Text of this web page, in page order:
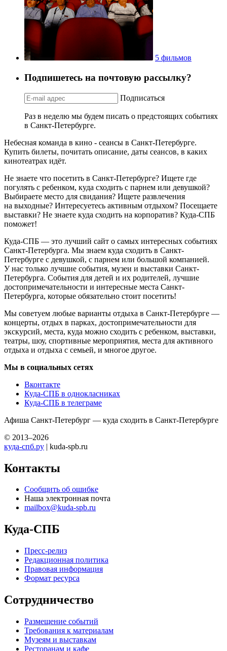
5 фильмов
Подпишетесь на почтовую рассылку?
Подписаться
Раз в неделю мы будем писать о предстоящих событиях
в Санкт-Петербурге.
Небесная команда в кино - сеансы в Санкт-Петербурге.
Купить билеты, почитать описание, даты сеансов, в каких
кинотеатрах идёт.
Не знаете что посетить в Санкт-Петербурге? Ищете где
погулять с ребенком, куда сходить с парнем или девушкой?
Выбираете место для свидания? Ищете развлечения
на выходные? Интересуетесь активным отдыхом? Посещаете
выставки? Не знаете куда сходить на корпоратив? Куда-СПБ
поможет!
Куда-СПБ — это лучший сайт о самых интересных событиях
Санкт-Петербурга. Мы знаем куда сходить в Санкт-
Петербурге с девушкой, с парнем или большой компанией.
У нас только лучшие события, музеи и выставки Санкт-
Петербурга. События для детей и их родителей, лучшие
достопримечательности и интересные места Санкт-
Петербурга, которые обязательно стоит посетить!
Мы советуем любые варианты отдыха в Санкт-Петербурге —
концерты, отдых в парках, достопримечательности для
экскурсий, места, куда можно сходить с ребенком, выставки,
театры, шоу, спортивные мероприятия, места для активного
отдыха и отдыха с семьей, и многое другое.
Мы в социальных сетях
Вконтакте
Куда-СПБ в однокласниках
Куда-СПБ в телеграме
Афиша Санкт-Петербург — куда сходить в Санкт-Петербурге
© 2013–2026
куда-спб.ру | kuda-spb.ru
Контакты
Сообщить об ошибке
Наша электронная почта
mailbox@kuda-spb.ru
Куда-СПБ
Пресс-релиз
Редакционная политика
Правовая информация
Формат ресурса
Сотрудничество
Размещение событий
Требования к материалам
Музеям и выставкам
Ресторанам и кафе